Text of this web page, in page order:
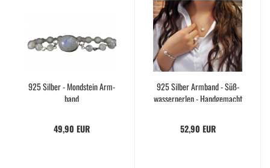
925 Sil­ber - Mond­stein Arm­
band
49,90 EUR
925 Sil­ber Arm­band - Süß­
was­ser­per­len - Hand­ge­macht
Sie - Braut­schmuck
52,90 EUR